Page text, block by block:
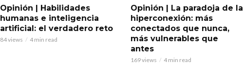
Opinión | Habilidades
humanas e inteligencia
artificial: el verdadero reto
84 views 4 min read
Opinión | La paradoja de la
hiperconexión: más
conectados que nunca,
más vulnerables que
antes
169 views 4 min read